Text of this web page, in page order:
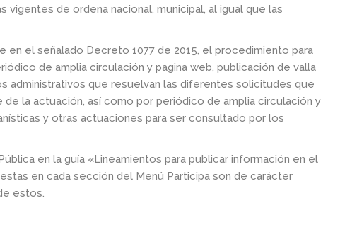
vigentes de ordena nacional, municipal, al igual que las
el señalado Decreto 1077 de 2015, el procedimiento para
de amplia circulación y pagina web, publicación de valla
administrativos que resuelvan las diferentes solicitudes que
la actuación, así como por periódico de amplia circulación y
y otras actuaciones para ser consultado por los
en la guía «Lineamientos para publicar información en el
en cada sección del Menú Participa son de carácter
estos.